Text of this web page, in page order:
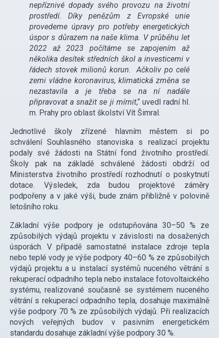
nepříznivé dopady svého provozu na životní
prostředí. Díky penězům z Evropské unie
provedeme úpravy pro potřeby energetických
úspor s důrazem na naše klima. V průběhu let
2022 až 2023 počítáme se zapojením až
několika desítek středních škol a investicemi v
řádech stovek milionů korun. Ačkoliv po celé
zemi vládne koronavirus, klimatická změna se
nezastavila a je třeba se na ní nadále
připravovat a snažit se ji mírnit,“ uvedl radní hl.
m. Prahy pro oblast školství Vít Šimral.
Jednotlivé školy zřízené hlavním městem si po
schválení Souhlasného stanoviska s realizací projektu
podaly své žádosti na Státní fond životního prostředí.
Školy pak na základě schválené žádosti obdrží od
Ministerstva životního prostředí rozhodnutí o poskytnutí
dotace. Výsledek, zda budou projektové záměry
podpořeny a v jaké výši, bude znám přibližně v polovině
letošního roku.
Základní výše podpory je odstupňována 30–50 % ze
způsobilých výdajů projektu v závislosti na dosažených
úsporách. V případě samostatné instalace zdroje tepla
nebo teplé vody je výše podpory 40–60 % ze způsobilých
výdajů projektu a u instalací systémů nuceného větrání s
rekuperací odpadního tepla nebo instalace fotovoltaického
systému, realizované současně se systémem nuceného
větrání s rekuperací odpadního tepla, dosahuje maximálně
výše podpory 70 % ze způsobilých výdajů. Při realizacích
nových veřejných budov v pasivním energetickém
standardu dosahuje základní výše podpory 30 %.